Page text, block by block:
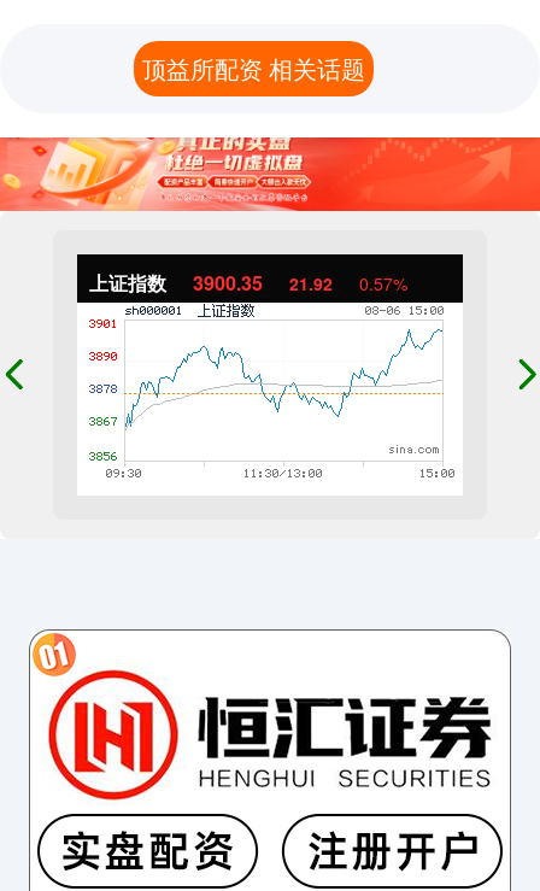
上证指数 3900.35 21.92 0.57%
顶益所配资 相关话题